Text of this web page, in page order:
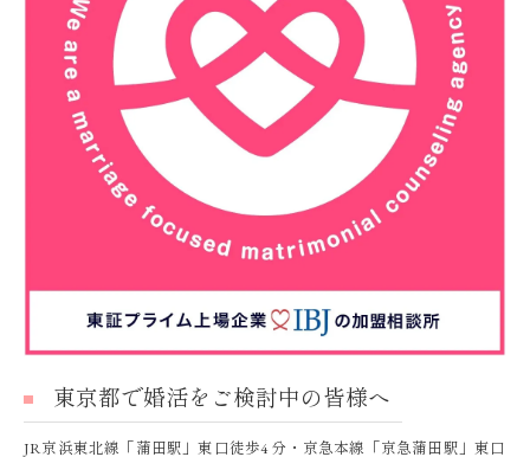
東京都で婚活をご検討中の皆様へ
JR京浜東北線「蒲田駅」東口徒歩4 分・京急本線「京急蒲田駅」東口